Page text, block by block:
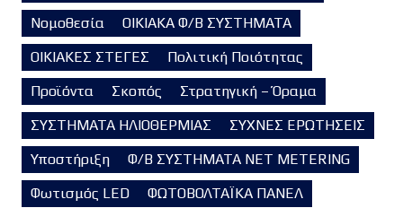
Νομοθεσία
ΟΙΚΙΑΚΑ Φ/Β ΣΥΣΤΗΜΑΤΑ
ΟΙΚΙΑΚΕΣ ΣΤΕΓΕΣ
Πολιτική Ποιότητας
Προϊόντα
Σκοπός
Στρατηγική – Όραμα
ΣΥΣΤΗΜΑΤΑ ΗΛΙΟΘΕΡΜΙΑΣ
ΣΥΧΝΕΣ ΕΡΩΤΗΣΕΙΣ
Υποστήριξη
Φ/Β ΣΥΣΤΗΜΑΤΑ NET METERING
Φωτισμός LED
ΦΩΤΟΒΟΛΤΑΪΚΑ ΠΑΝΕΛ